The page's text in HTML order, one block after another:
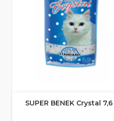
SUPER BENEK Crystal 7,6
Szybki podgląd